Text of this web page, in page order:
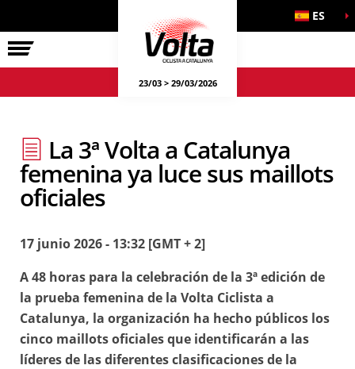
VOLTA ES
23/03 > 29/03/2026
La 3ª Volta a Catalunya
femenina ya luce sus maillots
oficiales
17 junio 2026 - 13:32 [GMT + 2]
A 48 horas para la celebración de la 3ª edición de
la prueba femenina de la Volta Ciclista a
Catalunya, la organización ha hecho públicos los
cinco maillots oficiales que identificarán a las
líderes de las diferentes clasificaciones de la